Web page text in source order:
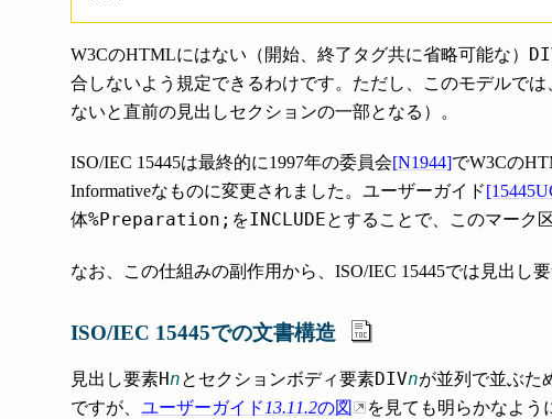
W3CのHTMLにはない（開始、終了タグ共に省略可能な）
合しないよう規定できるわけです。ただし、このモデルで
ないと直前の見出しセクションの一部となる）。
ISO/IEC 15445は最終的に1997年の委員会[N1944]でW3Cの
Informativeなものに変更されました。ユーザーガイド
体%Preparation; をINCLUDEとすることで、このマーク
なお、この仕組みの副作用から、ISO/IEC 15445では見出し
ISO/IEC 15445での文書構造
見出し要素Hnとセクションボディ要素DIVnが並列で並ぶた
ですが、 ユーザーガイド 13.11.2の図 を見ても明らかなよう